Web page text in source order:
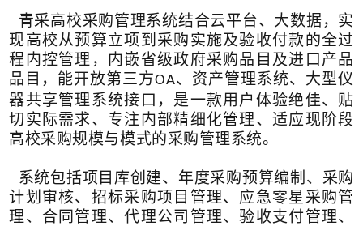
青采高校采购管理系统结合云平台、大数据，实
现高校从预算立项到采购实施及验收付款的全过
程内控管理，内嵌省级政府采购品目及进口产品
品目，能开放第三方OA、资产管理系统、大型仪
器共享管理系统接口，是一款用户体验绝佳、贴
切实际需求、专注内部精细化管理、适应现阶段
高校采购规模与模式的采购管理系统。
系统包括项目库创建、年度采购预算编制、采购
计划审核、招标采购项目管理、应急零星采购管
理、合同管理、代理公司管理、验收支付管理、